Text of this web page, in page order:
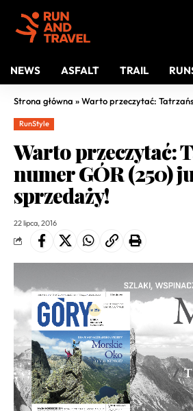
NEWS ASFALT TRAIL
Strona główna »Warto przeczytać: Tatrzański
RunStyle
Warto przeczytać:
numer GÓR (250)
sprzedaży!
22 lipca, 2016